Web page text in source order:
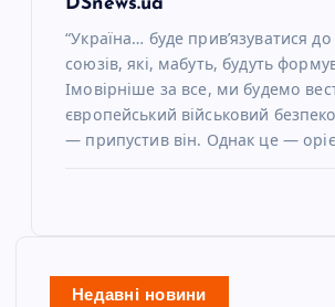
“Україна… буде прив’язуватися до
союзів, які, мабуть, будуть
Імовірніше за все, ми будемо
європейський військовий
— припустив він. Однак це —
Недавні новини